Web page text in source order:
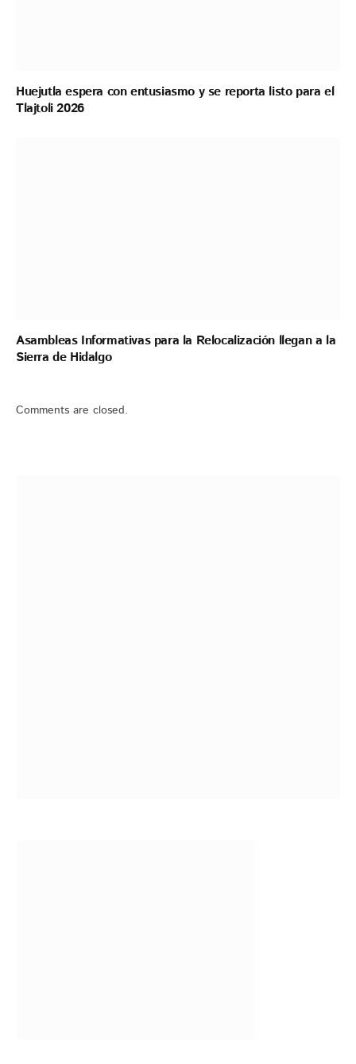
Huejutla espera con entusiasmo y se reporta listo para el
Tlajtoli 2026
Asambleas Informativas para la Relocalización llegan a la
Sierra de Hidalgo
Comments are closed.